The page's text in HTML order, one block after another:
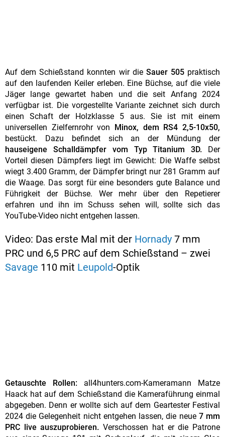
Auf dem Schießstand konnten wir die Sauer 505 praktisch
auf den laufenden Keiler erleben. Eine Büchse, auf die viele
Jäger lange gewartet haben und die seit Anfang 2024
verfügbar ist. Die vorgestellte Variante zeichnet sich durch
einen Schaft der Holzklasse 5 aus. Sie ist mit einem
universellen Zielfernrohr von Minox, dem RS4 2,5-10x50,
bestückt. Dazu befindet sich an der Mündung der
hauseigene Schalldämpfer vom Typ Titanium 3D.
Der
Vorteil diesen Dämpfers liegt im Gewicht: Die Waffe selbst
wiegt 3.400 Gramm, der Dämpfer bringt nur 281 Gramm auf
die Waage. Das sorgt für eine besonders gute Balance und
Führigkeit der Büchse. Wer mehr über den Repetierer
erfahren und ihn im Schuss sehen will, sollte sich das
YouTube-Video nicht entgehen lassen.
Video: Das erste Mal mit der Hornady 7 mm
PRC und 6,5 PRC auf dem Schießstand – zwei
Savage 110 mit Leupold-Optik
Getauschte Rollen: all4hunters.com-Kameramann Matze
Haack hat auf dem Schießstand die Kameraführung einmal
abgegeben. Denn er wollte sich auf dem Geartester Festival
2024 die Gelegenheit nicht entgehen lassen, die neue 7 mm
PRC live auszuprobieren.Verschossen hat er die Patrone